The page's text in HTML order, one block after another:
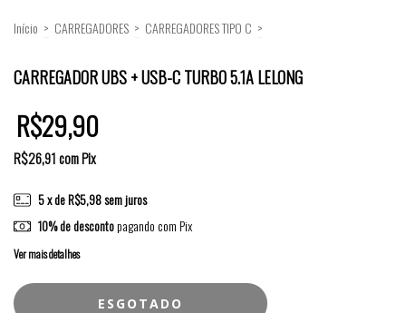
Início > CARREGADORES > CARREGADORES TIPO C >
CARREGADOR UBS + USB-C TURBO 5.1A LELONG
R$29,90
R$26,91comPix
5x deR$5,98sem juros
10% de descontopagando com Pix
Ver mais detalhes